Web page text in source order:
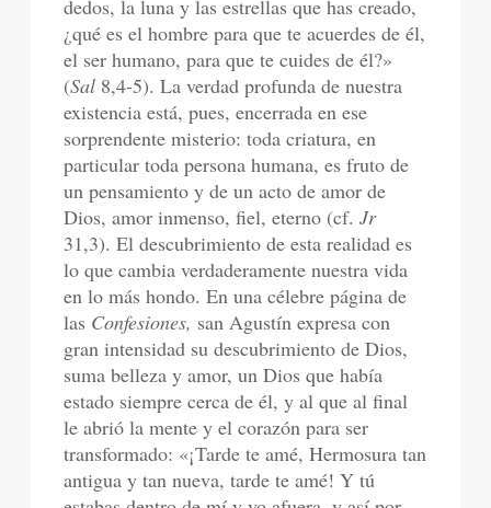
dedos, la luna y las estrellas que has creado,
¿qué es el hombre para que te acuerdes de él,
el ser humano, para que te cuides de él?»
(Sal 8,4-5). La verdad profunda de nuestra
existencia está, pues, encerrada en ese
sorprendente misterio: toda criatura, en
particular toda persona humana, es fruto de
un pensamiento y de un acto de amor de
Dios, amor inmenso, fiel, eterno (cf.Jr
31,3). El descubrimiento de esta realidad es
lo que cambia verdaderamente nuestra vida
en lo más hondo. En una célebre página de
las Confesiones, san Agustín expresa con
gran intensidad su descubrimiento de Dios,
suma belleza y amor, un Dios que había
estado siempre cerca de él, y al que al final
le abrió la mente y el corazón para ser
transformado: «¡Tarde te amé, Hermosura tan
antigua y tan nueva, tarde te amé! Y tú